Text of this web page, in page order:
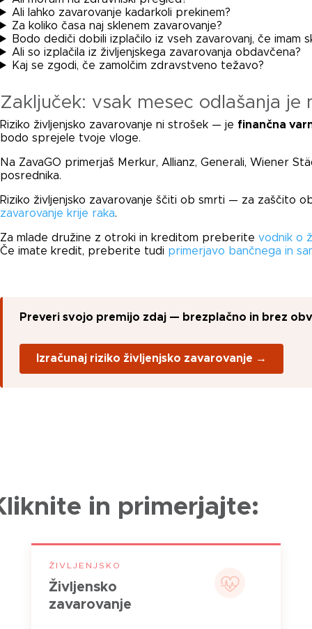
Ali lahko zavarovanje kadarkoli prekinem?
Za koliko časa naj sklenem zavarovanje?
Bodo dediči dobili izplačilo iz vseh zavarovanj, če imam
Ali so izplačila iz življenjskega zavarovanja obdavčena?
Kaj se zgodi, če zamolčim zdravstveno težavo?
Zaključek: vsak mesec odlašanja je
Riziko življenjsko zavarovanje ni strošek — je finančna
bodo sprejele tvoje vloge.
Na ZavaGO primerjaš Merkur, Allianz, Generali, Wiener
posrednika.
Riziko življenjsko zavarovanje ščiti ob smrti — za zaščito
zavarovanje krije raka.
Za mlade družine z otroki in kreditom preberite vodnik o
Če imate kredit, preberite tudi primerjavo bančnega in
Preveri svojo premijo zdaj — brezplačno in brez
Izračunaj riziko življenjsko zavarovanje →
in primerjajte:
ŽIVLJENJSKO
Življensko
zavarovanje